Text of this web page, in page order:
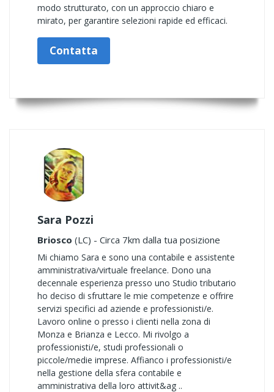
modo strutturato, con un approccio chiaro e
mirato, per garantire selezioni rapide ed efficaci.
Contatta
Sara Pozzi
Briosco (LC) - Circa 7km dalla tua posizione
Mi chiamo Sara e sono una contabile e assistente
amministrativa/virtuale freelance. Dono una
decennale esperienza presso uno Studio tributario
ho deciso di sfruttare le mie competenze e offrire
servizi specifici ad aziende e professionisti/e.
Lavoro online o presso i clienti nella zona di
Monza e Brianza e Lecco. Mi rivolgo a
professionisti/e, studi professionali o
piccole/medie imprese. Affianco i professionisti/e
nella gestione della sfera contabile e
amministrativa della loro attivit&ag ..